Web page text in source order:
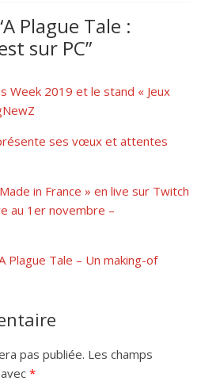
A Plague Tale :
sur PC”
Week 2019 et le stand « Jeux
ses vœux et attentes
in France » en live sur Twitch
au 1er novembre –
Plague Tale – Un making-of
pas publiée. Les champs
*